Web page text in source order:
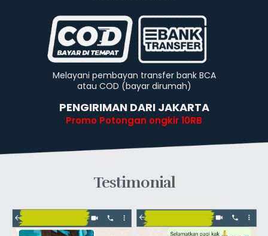
Melayani pembayan transfer bank BCA
atau COD (bayar dirumah)
PENGIRIMAN DARI JAKARTA
Promo Potongan ongkir 10RB
Testimonial